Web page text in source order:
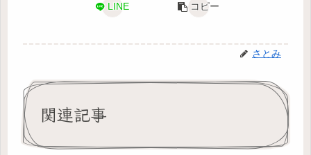
LINE コピー
さとみ
関連記事